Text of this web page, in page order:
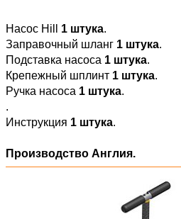
Насос Hill 1 штука.
Заправочный шланг 1 штука.
Подставка насоса 1 штука.
Крепежный шплинт 1 штука.
Ручка насоса 1 штука.
.
Инструкция 1 штука.
Производство Англия.